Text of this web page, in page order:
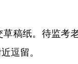
稿纸。待监考
逗留。